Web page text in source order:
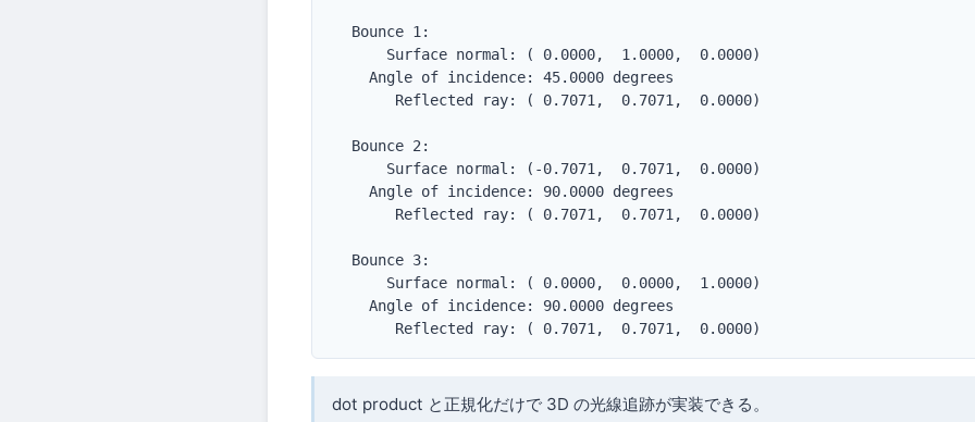
  Bounce 1:
      Surface normal: ( 0.0000,  1.0000,  0.0000)
    Angle of incidence: 45.0000 degrees
       Reflected ray: ( 0.7071,  0.7071,  0.0000)
  Bounce 2:
      Surface normal: (-0.7071,  0.7071,  0.0000)
    Angle of incidence: 90.0000 degrees
       Reflected ray: ( 0.7071,  0.7071,  0.0000)
  Bounce 3:
      Surface normal: ( 0.0000,  0.0000,  1.0000)
    Angle of incidence: 90.0000 degrees
       Reflected ray: ( 0.7071,  0.7071,  0.0000)
dot product と正規化だけで 3D の光線追跡が実装できる。